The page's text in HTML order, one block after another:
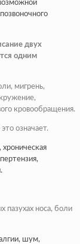
двух
одним
мигрень,
кровообращения.
означает.
пазухах носа, боли
шум,